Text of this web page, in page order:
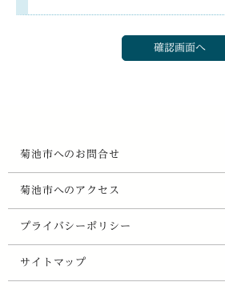
菊池市へのお問合せ
菊池市へのアクセス
プライバシーポリシー
サイトマップ